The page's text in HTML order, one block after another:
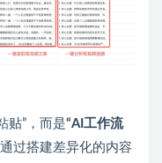
贴”，而是“AI工作流
过搭建差异化的内容